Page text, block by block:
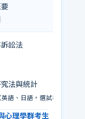
訟法
法與統計
（英語、日語，選試科目）
心理學群考生